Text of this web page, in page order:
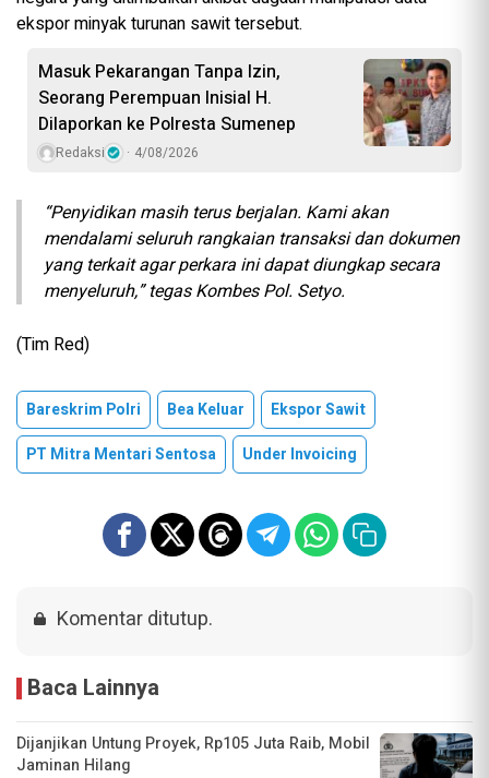
ekspor minyak turunan sawit tersebut.
Masuk Pekarangan Tanpa Izin,
Seorang Perempuan Inisial H.
Dilaporkan ke Polresta Sumenep
Redaksi 4/08/2026
“Penyidikan masih terus berjalan. Kami akan
mendalami seluruh rangkaian transaksi dan dokumen
yang terkait agar perkara ini dapat diungkap secara
menyeluruh,” tegas Kombes Pol. Setyo.
(Tim Red)
Bareskrim Polri Bea Keluar
Ekspor Sawit
PT Mitra Mentari Sentosa
Under Invoicing
Komentar ditutup.
Baca Lainnya
Dijanjikan Untung Proyek, Rp105 Juta Raib, Mobil
Jaminan Hilang